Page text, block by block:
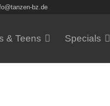
bz.de
& Teens Specials